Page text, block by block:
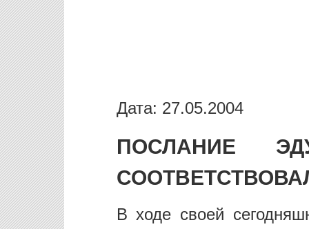
Дата: 27.05.2004
ПОСЛАНИЕ
В ходе своей